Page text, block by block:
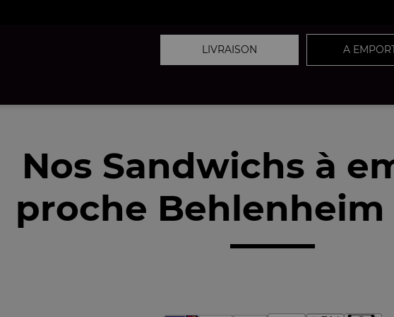
LIVRAISON A
Nos Sandwichs à
proche Behlenheim